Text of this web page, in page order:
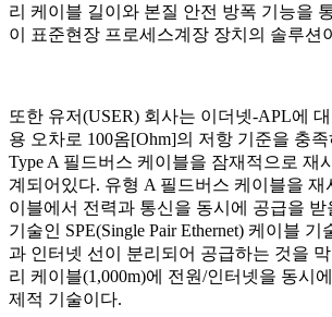
리 케이블 길이와 본질 안전 방폭 기능을
이 표준현장 프로세스계장 장치의 솔루션
또한 유저(USER) 회사는 이더넷-APL에
용 오차로 100옴[Ohm]의 저항 기준을 충
Type A 필드버스 케이블을 잠재적으로 재
계되어있다. 유형 A 필드버스 케이블을 재
이블에서 전력과 통신을 동시에 공급을 받
기술인 SPE(Single Pair Ethernet) 케이블
과 인터넷 선이 분리되어 공급하는 것을
리 케이블(1,000m)에 전원/인터넷을 동시
제적 기술이다.